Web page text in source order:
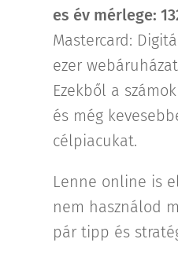
es év mérlege:
Mastercard:
ezer
Ezekből a
és még
célpiacukat.
Lenne online is
nem használod
pár tipp és